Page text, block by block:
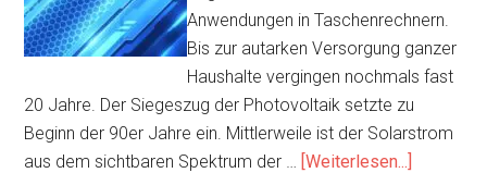
Anwendungen in Taschenrechnern.
Bis zur autarken Versorgung ganzer
Haushalte vergingen nochmals fast
20 Jahre. Der Siegeszug der Photovoltaik setzte zu
Beginn der 90er Jahre ein. Mittlerweile ist der Solarstrom
aus dem sichtbaren Spektrum der … [Weiterlesen...]